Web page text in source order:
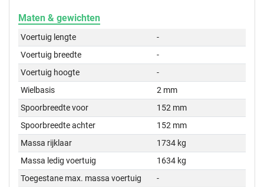
Maten & gewichten
Voertuig lengte
-
Voertuig breedte
-
Voertuig hoogte
-
Wielbasis
2 mm
Spoorbreedte voor
152 mm
Spoorbreedte achter
152 mm
Massa rijklaar
1734 kg
Massa ledig voertuig
1634 kg
Toegestane max. massa voertuig
-